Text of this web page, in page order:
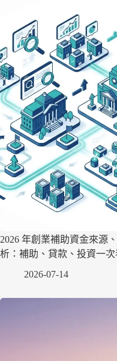
2026 年創業補助資金來源
析：補助、貸款、投資一
2026-07-14